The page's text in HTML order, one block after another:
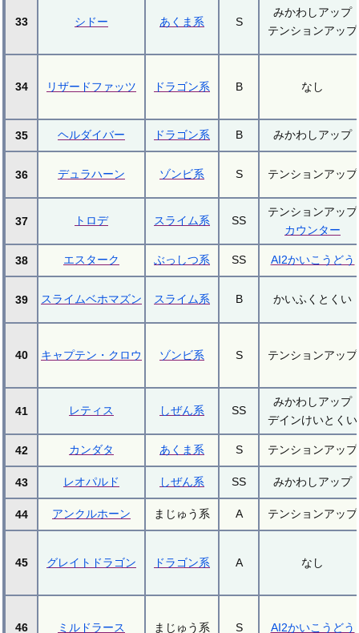
33 シドー あくま系 S
みかわしアップ
テンションアップ
34 リザードファッツ ドラゴン系 B なし
35 ヘルダイバー ドラゴン系 B みかわしアップ
36 デュラハーン ゾンビ系 S テンションアップ
37 トロデ スライム系 SS
テンションアップ
カウンター
38 エスターク ぶっしつ系 SS AI2かいこうどう
39 スライムベホマズン スライム系 B かいふくとくい
40 キャプテン・クロウ ゾンビ系 S テンションアップ
41 レティス しぜん系 SS
みかわしアップ
デインけいとくい
42 カンダタ あくま系 S テンションアップ
43 レオパルド しぜん系 SS みかわしアップ
44 アンクルホーン まじゅう系 A テンションアップ
45 グレイトドラゴン ドラゴン系 A なし
46 ミルドラース まじゅう系 S AI2かいこうどう